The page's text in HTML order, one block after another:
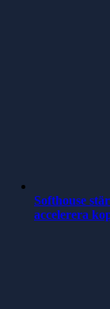
Softhouse
accelerera